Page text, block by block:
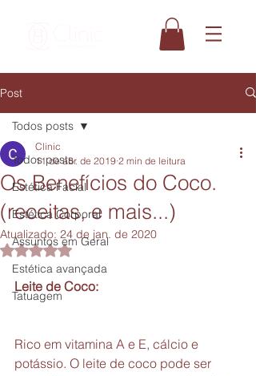
Post
Todos posts
Estética Facial
Estética Corporal
Assuntos em Geral
Estética avançada
Tatuagem
Todos posts
Os Benefícios do Coco.
(receitas, e mais...)
Clinic
11 de abr. de 2019 2 min de leitura
Atualizado: 24 de jan. de 2020
Avaliado com NaN de 5 estrelas.
Leite de Coco:
Rico em vitamina A e E, cálcio e
potássio. O leite de coco pode ser